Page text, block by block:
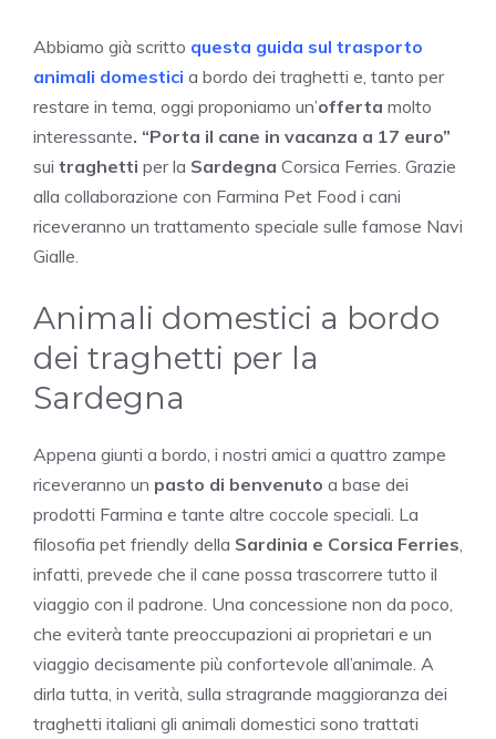
Abbiamo già scritto questa guida sul trasporto
animali domestici a bordo dei traghetti e, tanto per
restare in tema, oggi proponiamo un’offerta molto
interessante. “Porta il cane in vacanza a 17 euro”
sui traghetti per la Sardegna Corsica Ferries. Grazie
alla collaborazione con Farmina Pet Food i cani
riceveranno un trattamento speciale sulle famose Navi
Gialle.
Animali domestici a bordo
dei traghetti per la
Sardegna
Appena giunti a bordo, i nostri amici a quattro zampe
riceveranno un pasto di benvenuto a base dei
prodotti Farmina e tante altre coccole speciali. La
filosofia pet friendly della Sardinia e Corsica Ferries,
infatti, prevede che il cane possa trascorrere tutto il
viaggio con il padrone. Una concessione non da poco,
che eviterà tante preoccupazioni ai proprietari e un
viaggio decisamente più confortevole all’animale. A
dirla tutta, in verità, sulla stragrande maggioranza dei
traghetti italiani gli animali domestici sono trattati